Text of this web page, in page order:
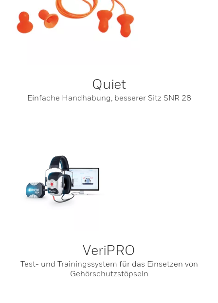
Quiet
Einfache Handhabung, besserer Sitz SNR 28
VeriPRO
Test- und Trainingssystem für das Einsetzen von
Gehörschutzstöpseln